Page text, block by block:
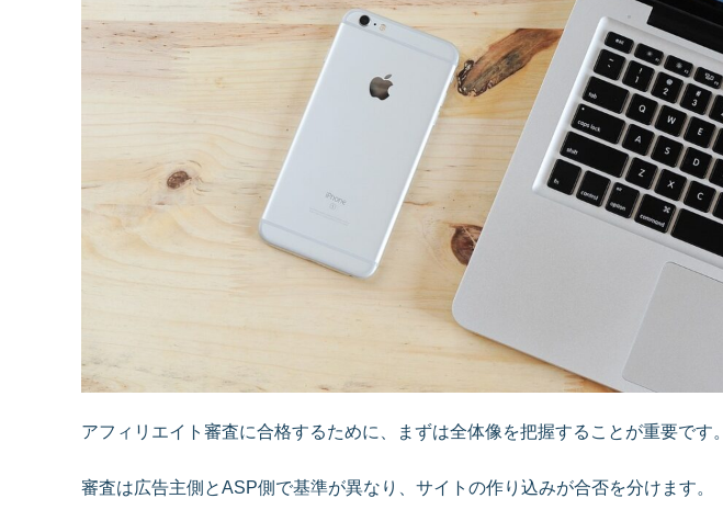
アフィリエイト審査に合格するために、まずは全体像を把握することが重要です。
審査は広告主側とASP側で基準が異なり、サイトの作り込みが合否を分けます。